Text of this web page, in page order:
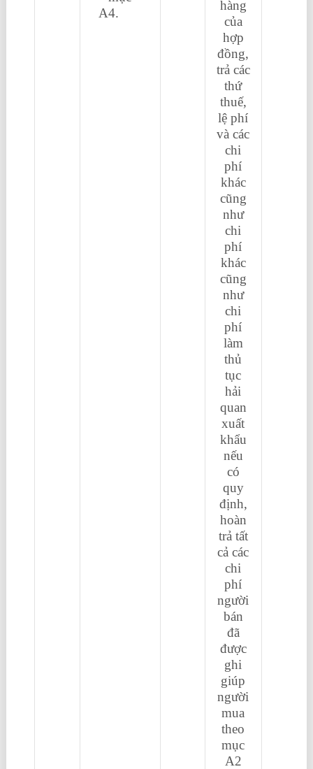
A4.
hàng
của
hợp
đồng,
trả các
thứ
thuế,
lệ phí
và các
chi
phí
khác
cũng
như
chi
phí
khác
cũng
như
chi
phí
làm
thủ
tục
hải
quan
xuất
khẩu
nếu
có
quy
định,
hoàn
trả tất
cả các
chi
phí
người
bán
đã
được
ghi
giúp
người
mua
theo
mục
A2